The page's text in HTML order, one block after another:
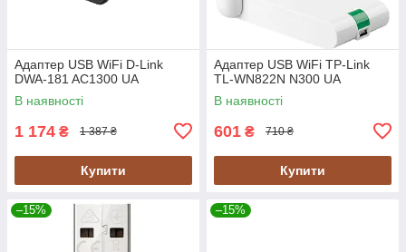
Адаптер USB WiFi D-Link
DWA-181 AC1300 UA
В наявності
1 174 ₴ 1 387 ₴
Купити
Адаптер USB WiFi TP-Link
TL-WN822N N300 UA
В наявності
601 ₴ 710 ₴
Купити
–15% –15%